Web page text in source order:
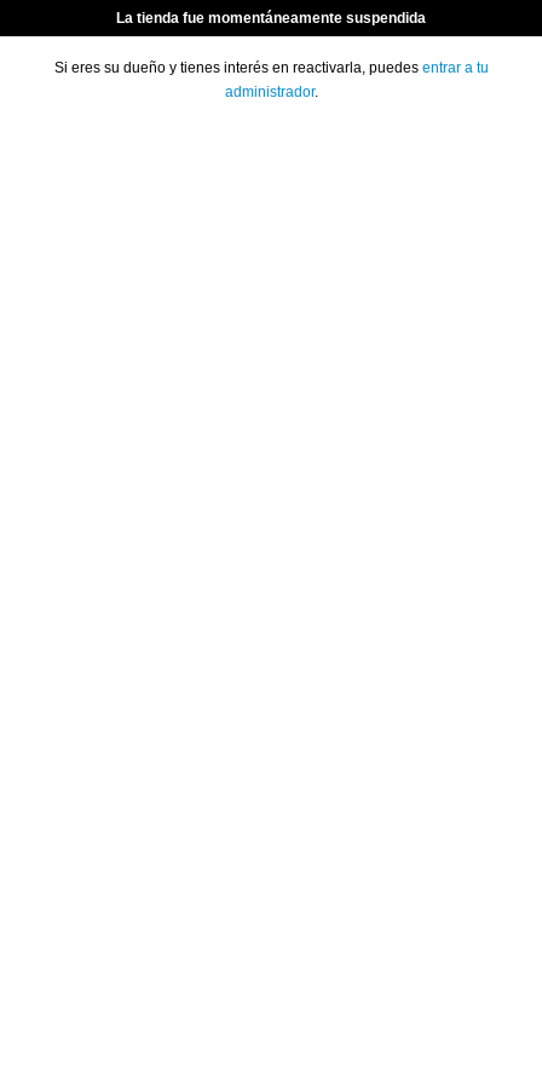
La tienda fue momentáneamente suspendida
Si eres su dueño y tienes interés en reactivarla, puedes entrar a tu
administrador.